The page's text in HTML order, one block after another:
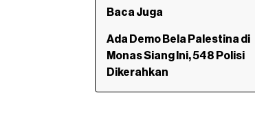
Baca Juga
Ada Demo Bela Palestina di
Monas Siang Ini, 548 Polisi
Dikerahkan